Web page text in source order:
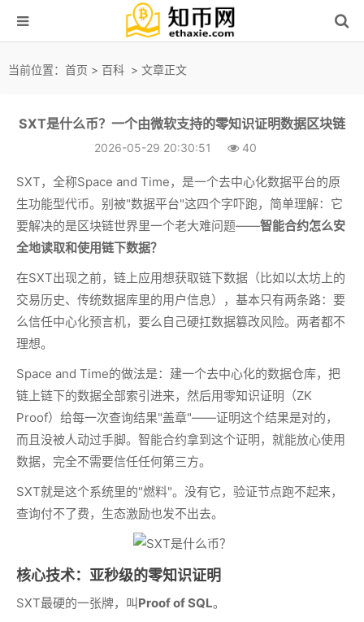
当前位置： 首页 > 百科 > 文章正文
SXT是什么币？一个由微软支持的零知识证明数据区块链
2026-05-29 20:30:51 40
SXT，全称Space and Time，是一个去中心化数据平台的原
生功能型代币。别被"数据平台"这四个字吓跑，简单理解：它
要解决的是区块链世界里一个老大难问题——智能合约怎么安
全地读取和使用链下数据？
在SXT出现之前，链上应用想获取链下数据（比如以太坊上的
交易历史、传统数据库里的用户信息），基本只有两条路：要
么信任中心化预言机，要么自己硬扛数据篡改风险。两者都不
理想。
Space and Time的做法是：建一个去中心化的数据仓库，把
链上链下的数据全部索引进来，然后用零知识证明（ZK
Proof）给每一次查询结果"盖章"——证明这个结果是对的，
而且没被人动过手脚。智能合约拿到这个证明，就能放心使用
数据，完全不需要信任任何第三方。
SXT就是这个系统里的"燃料"。没有它，验证节点跑不起来，
查询付不了费，生态激励也发不出去。
核心技术：亚秒级的零知识证明
SXT最硬的一张牌，叫Proof of SQL。